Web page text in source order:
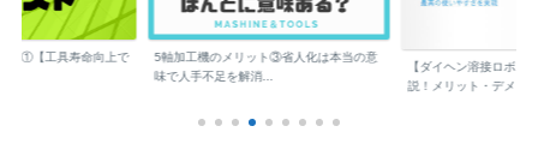
ト①【工具寿命向上で
5軸加工機のメリット③省人化は本当の意
味で人手不足を解消...
【ダイヘン溶接ロボッ
説！メリット・デメリ...